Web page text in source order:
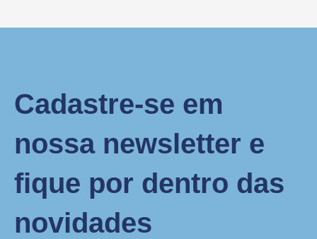
Cadastre-se em
nossa newsletter e
fique por dentro das
novidades